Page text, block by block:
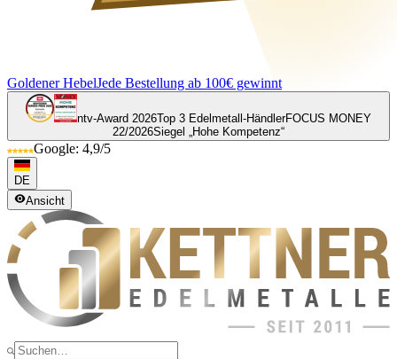
Goldener HebelJede Bestellung ab 100€ gewinnt
ntv-Award 2026Top 3 Edelmetall-HändlerFOCUS MONEY
22/2026Siegel „Hohe Kompetenz“
Google: 4,9/5
DE
Ansicht